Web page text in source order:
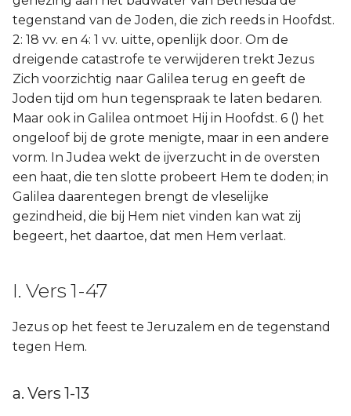
tegenstand van de Joden, die zich reeds in Hoofdst.
2: 18 vv. en 4: 1 vv. uitte, openlijk door. Om de
dreigende catastrofe te verwijderen trekt Jezus
Zich voorzichtig naar Galilea terug en geeft de
Joden tijd om hun tegenspraak te laten bedaren.
Maar ook in Galilea ontmoet Hij in Hoofdst. 6 () het
ongeloof bij de grote menigte, maar in een andere
vorm. In Judea wekt de ijverzucht in de oversten
een haat, die ten slotte probeert Hem te doden; in
Galilea daarentegen brengt de vleselijke
gezindheid, die bij Hem niet vinden kan wat zij
begeert, het daartoe, dat men Hem verlaat.
I. Vers 1-47
Jezus op het feest te Jeruzalem en de tegenstand
tegen Hem.
a. Vers 1-13